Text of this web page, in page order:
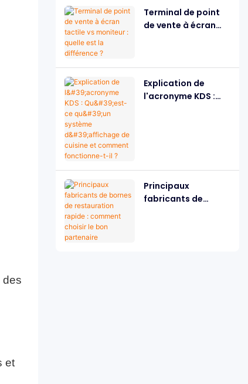
des
et
Terminal de point
de vente à écran
Explication de
l'acronyme KDS :
Principaux
fabricants de